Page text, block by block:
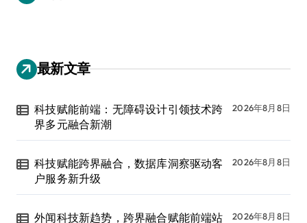
最新文章
科技赋能前端：无障碍设计引领技术跨
界多元融合新潮
2026年8月8日
科技赋能跨界融合，数据库洞察驱动客
户服务新升级
2026年8月8日
外闻科技新趋势，跨界融合赋能前端站
2026年8月8日